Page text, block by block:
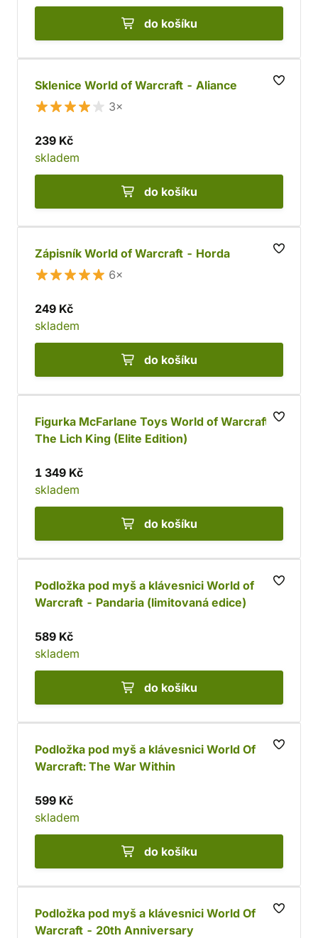
do košíku
Sklenice World of Warcraft - Aliance
3×
239 Kč
skladem
do košíku
Zápisník World of Warcraft - Horda
6×
249 Kč
skladem
do košíku
Figurka McFarlane Toys World of Warcraft -
The Lich King (Elite Edition)
1 349 Kč
skladem
do košíku
Podložka pod myš a klávesnici World of
Warcraft - Pandaria (limitovaná edice)
589 Kč
skladem
do košíku
Podložka pod myš a klávesnici World Of
Warcraft: The War Within
599 Kč
skladem
do košíku
Podložka pod myš a klávesnici World Of
Warcraft - 20th Anniversary